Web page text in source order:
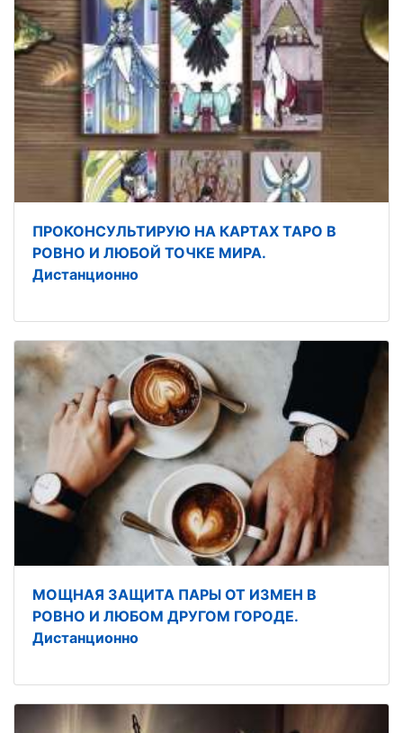
ПРОКОНСУЛЬТИРУЮ НА КАРТАХ ТАРО В
РОВНО И ЛЮБОЙ ТОЧКЕ МИРА.
Дистанционно
МОЩНАЯ ЗАЩИТА ПАРЫ ОТ ИЗМЕН В
РОВНО И ЛЮБОМ ДРУГОМ ГОРОДЕ.
Дистанционно